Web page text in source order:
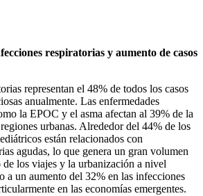
respiratorias y aumento de casos
representan el 48% de todos los casos
anualmente. Las enfermedades
la EPOC y el asma afectan al 39% de la
urbanas. Alrededor del 44% de los
están relacionados con
agudas, lo que genera un gran volumen
de los viajes y la urbanización a nivel
a un aumento del 32% en las infecciones
en las economías emergentes.